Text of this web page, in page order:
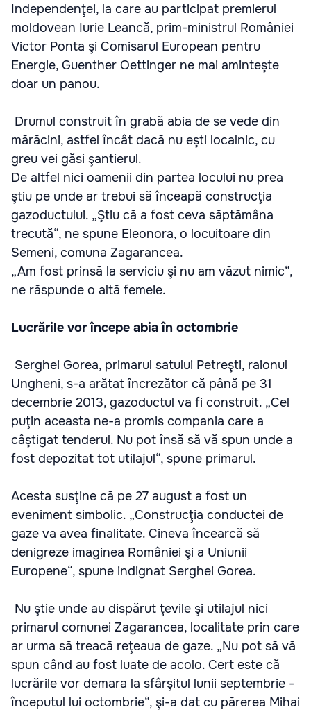
Independenţei, la care au participat premierul
moldovean Iurie Leancă, prim-ministrul României
Victor Ponta şi Comisarul European pentru
Energie, Guenther Oettinger ne mai aminteşte
doar un panou.
Drumul construit în grabă abia de se vede din
mărăcini, astfel încât dacă nu eşti localnic, cu
greu vei găsi şantierul.
De altfel nici oamenii din partea locului nu prea
ştiu pe unde ar trebui să înceapă construcţia
gazoductului. „Ştiu că a fost ceva săptămâna
trecută“, ne spune Eleonora, o locuitoare din
Semeni, comuna Zagarancea.
„Am fost prinsă la serviciu şi nu am văzut nimic“,
ne răspunde o altă femeie.
Lucrările vor începe abia în octombrie
Serghei Gorea, primarul satului Petreşti, raionul
Ungheni, s-a arătat încrezător că până pe 31
decembrie 2013, gazoductul va fi construit. „Cel
puţin aceasta ne-a promis compania care a
câştigat tenderul. Nu pot însă să vă spun unde a
fost depozitat tot utilajul“, spune primarul.
Acesta susţine că pe 27 august a fost un
eveniment simbolic. „Construcţia conductei de
gaze va avea finalitate. Cineva încearcă să
denigreze imaginea României şi a Uniunii
Europene“, spune indignat Serghei Gorea.
Nu ştie unde au dispărut ţevile şi utilajul nici
primarul comunei Zagarancea, localitate prin care
ar urma să treacă reţeaua de gaze. „Nu pot să vă
spun când au fost luate de acolo. Cert este că
lucrările vor demara la sfârşitul lunii septembrie -
începutul lui octombrie“, şi-a dat cu părerea Mihai